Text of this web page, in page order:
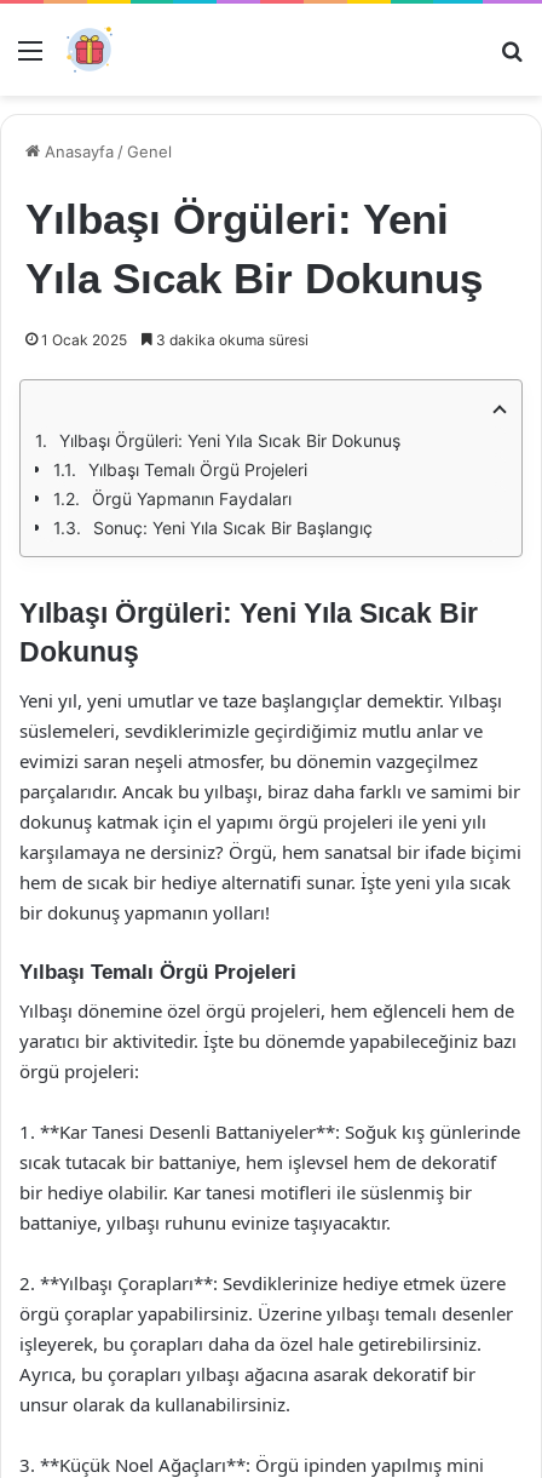
Menü
Anasayfa /Genel
Yılbaşı Örgüleri: Yeni
Yıla Sıcak Bir Dokunuş
1 Ocak 2025 3 dakika okuma süresi
Yılbaşı Örgüleri: Yeni Yıla Sıcak Bir Dokunuş
Yılbaşı Temalı Örgü Projeleri
Örgü Yapmanın Faydaları
Sonuç: Yeni Yıla Sıcak Bir Başlangıç
Yılbaşı Örgüleri: Yeni Yıla Sıcak Bir
Dokunuş
Yeni yıl, yeni umutlar ve taze başlangıçlar demektir. Yılbaşı
süslemeleri, sevdiklerimizle geçirdiğimiz mutlu anlar ve
evimizi saran neşeli atmosfer, bu dönemin vazgeçilmez
parçalarıdır. Ancak bu yılbaşı, biraz daha farklı ve samimi bir
dokunuş katmak için el yapımı örgü projeleri ile yeni yılı
karşılamaya ne dersiniz? Örgü, hem sanatsal bir ifade biçimi
hem de sıcak bir hediye alternatifi sunar. İşte yeni yıla sıcak
bir dokunuş yapmanın yolları!
Yılbaşı Temalı Örgü Projeleri
Yılbaşı dönemine özel örgü projeleri, hem eğlenceli hem de
yaratıcı bir aktivitedir. İşte bu dönemde yapabileceğiniz bazı
örgü projeleri:
1. **Kar Tanesi Desenli Battaniyeler**: Soğuk kış günlerinde
sıcak tutacak bir battaniye, hem işlevsel hem de dekoratif
bir hediye olabilir. Kar tanesi motifleri ile süslenmiş bir
battaniye, yılbaşı ruhunu evinize taşıyacaktır.
2. **Yılbaşı Çorapları**: Sevdiklerinize hediye etmek üzere
örgü çoraplar yapabilirsiniz. Üzerine yılbaşı temalı desenler
işleyerek, bu çorapları daha da özel hale getirebilirsiniz.
Ayrıca, bu çorapları yılbaşı ağacına asarak dekoratif bir
unsur olarak da kullanabilirsiniz.
3. **Küçük Noel Ağaçları**: Örgü ipinden yapılmış mini